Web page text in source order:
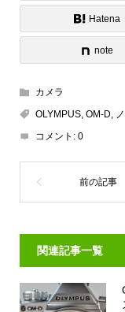
Hatena
note
カメラ
OLYMPUS, OM-D,
コメント: 0
関連記事一覧